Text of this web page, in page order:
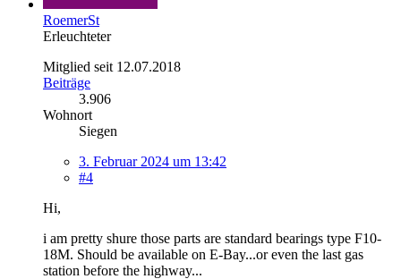
RoemerSt
Erleuchteter
Mitglied seit 12.07.2018
Beiträge
3.906
Wohnort
Siegen
3. Februar 2024 um 13:42
#4
Hi,
i am pretty shure those parts are standard bearings type F10-
18M. Should be available on E-Bay...or even the last gas
station before the highway...